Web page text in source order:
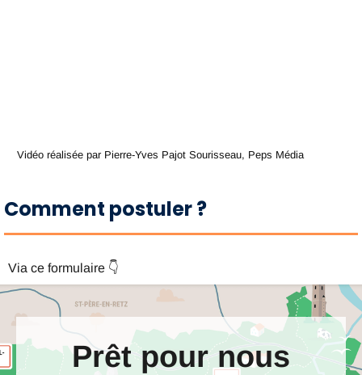
Vidéo réalisée par Pierre-Yves Pajot Sourisseau, Peps Média
Comment postuler ?
Via ce formulaire 👇
Prêt pour nous